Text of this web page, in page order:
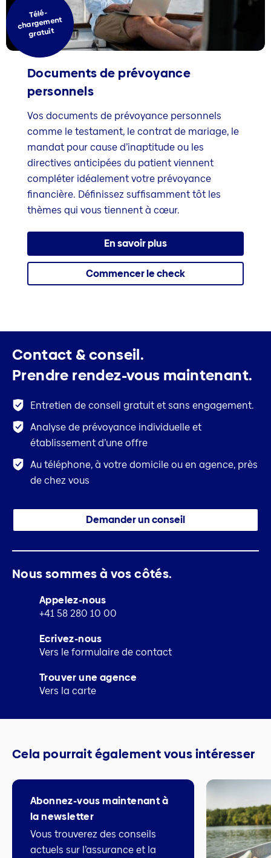
Télé-
chargement
gratuit
Documents de prévoyance
personnels
Vos documents de prévoyance personnels
comme le testament, le contrat de mariage, le
mandat pour cause d’inaptitude ou les
directives anticipées du patient viennent
compléter idéalement votre prévoyance
financière. Définissez suffisamment tôt les
thèmes qui vous tiennent à cœur.
En savoir plus
Commencer le check
Contact & conseil.
Prendre rendez-vous maintenant.
Entretien de conseil gratuit et sans engagement.
Analyse de prévoyance individuelle et
établissement d’une offre
Au téléphone, à votre domicile ou en agence, près
de chez vous
Demander un conseil
Nous sommes à vos côtés.
Appelez-nous
+41 58 280 10 00
Ecrivez-nous
Vers le formulaire de contact
Trouver une agence
Vers la carte
Cela pourrait également vous intéresser
Abonnez-vous maintenant à
la newsletter
Vous trouverez des conseils
actuels sur l’assurance et la